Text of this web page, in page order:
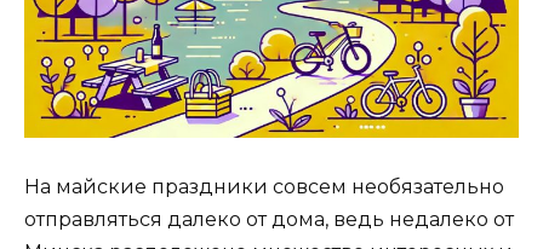
На майские праздники совсем необязательно
отправляться далеко от дома, ведь недалеко от